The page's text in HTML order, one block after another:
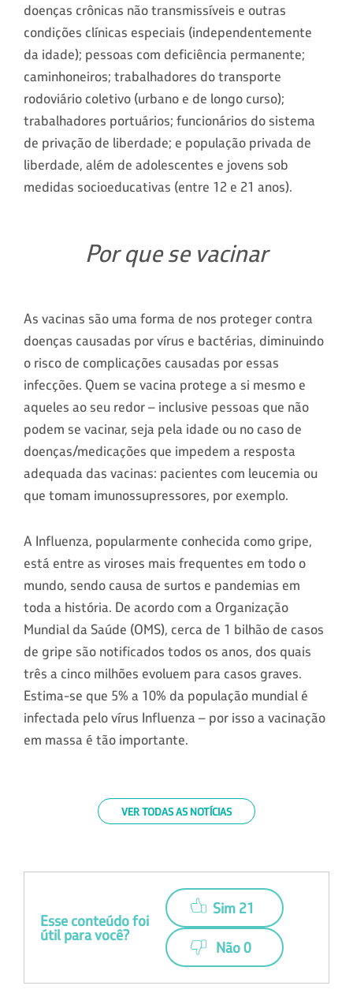
doenças crônicas não transmissíveis e outras
condições clínicas especiais (independentemente
da idade); pessoas com deficiência permanente;
caminhoneiros; trabalhadores do transporte
rodoviário coletivo (urbano e de longo curso);
trabalhadores portuários; funcionários do sistema
de privação de liberdade; e população privada de
liberdade, além de adolescentes e jovens sob
medidas socioeducativas (entre 12 e 21 anos).
Por que se vacinar
As vacinas são uma forma de nos proteger contra
doenças causadas por vírus e bactérias, diminuindo
o risco de complicações causadas por essas
infecções. Quem se vacina protege a si mesmo e
aqueles ao seu redor – inclusive pessoas que não
podem se vacinar, seja pela idade ou no caso de
doenças/medicações que impedem a resposta
adequada das vacinas: pacientes com leucemia ou
que tomam imunossupressores, por exemplo.
A Influenza, popularmente conhecida como gripe,
está entre as viroses mais frequentes em todo o
mundo, sendo causa de surtos e pandemias em
toda a história. De acordo com a Organização
Mundial da Saúde (OMS), cerca de 1 bilhão de casos
de gripe são notificados todos os anos, dos quais
três a cinco milhões evoluem para casos graves.
Estima-se que 5% a 10% da população mundial é
infectada pelo vírus Influenza – por isso a vacinação
em massa é tão importante.
VER TODAS AS NOTÍCIAS
Esse conteúdo foi
útil para você?
Sim 21
Não 0